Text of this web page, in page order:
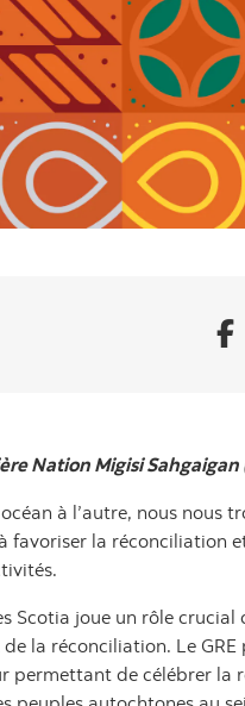
Nation Migisi Sahgaigan
à l’autre, nous
favoriser la réconciliation
Scotia joue un rôle
la réconciliation. Le
permettant de célébrer la